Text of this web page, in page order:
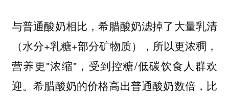
与普通酸奶相比，希腊酸奶滤掉了大量乳清
（水分+乳糖+部分矿物质），所以更浓稠，
营养更"浓缩"，受到控糖/低碳饮食人群欢
迎。希腊酸奶的价格高出普通酸奶数倍，比